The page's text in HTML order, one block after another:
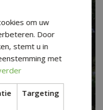
om uw
Door
stemt u in
met
Targeting